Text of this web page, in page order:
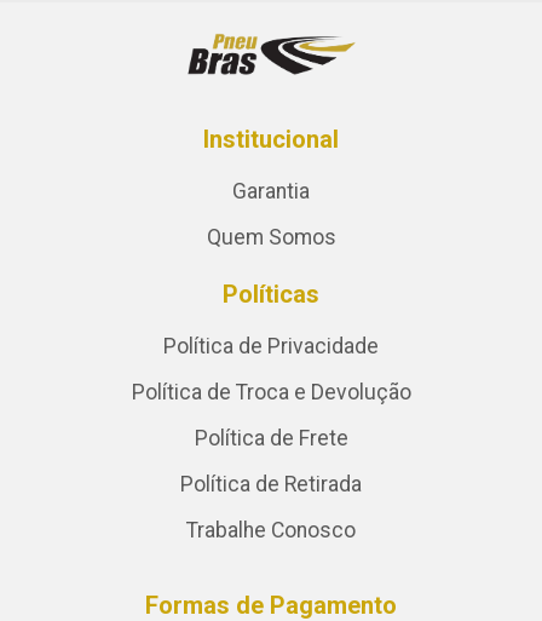
Institucional
Garantia
Quem Somos
Políticas
Política de Privacidade
Política de Troca e Devolução
Política de Frete
Política de Retirada
Trabalhe Conosco
Formas de Pagamento